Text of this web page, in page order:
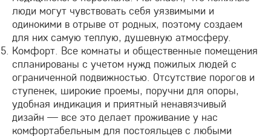
люди могут чувствовать себя уязвимыми и
одинокими в отрыве от родных, поэтому создаем
для них самую теплую, душевную атмосферу.
Комфорт. Все комнаты и общественные помещения
спланированы с учетом нужд пожилых людей с
ограниченной подвижностью. Отсутствие порогов и
ступенек, широкие проемы, поручни для опоры,
удобная индикация и приятный ненавязчивый
дизайн — все это делает проживание у нас
комфортабельным для постояльцев с любыми